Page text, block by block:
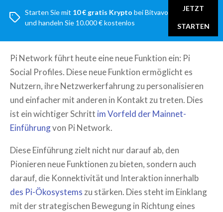
Starten Sie mit 10 € gratis Krypto bei Bitvavo
und handeln Sie 10.000 € kostenlos
JETZT
STARTEN
Pi Network führt heute eine neue Funktion ein: Pi
Social Profiles. Diese neue Funktion ermöglicht es
Nutzern, ihre Netzwerkerfahrung zu personalisieren
und einfacher mit anderen in Kontakt zu treten. Dies
ist ein wichtiger Schritt im Vorfeld der Mainnet-
Einführungvon Pi Network.
Diese Einführung zielt nicht nur darauf ab, den
Pionieren neue Funktionen zu bieten, sondern auch
darauf, die Konnektivität und Interaktion innerhalb
des Pi-Ökosystems zu stärken. Dies steht im Einklang
mit der strategischen Bewegung in Richtung eines